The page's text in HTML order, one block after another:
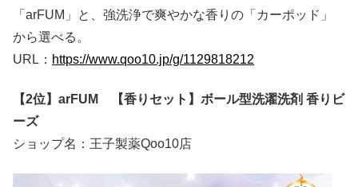
「arFUM」と、強洗浄で爽やかな香りの「カーポッド」
から選べる。
URL： https://www.qoo10.jp/g/1129818212
【2位】arFUM 【香りセット】ボール型洗濯洗剤 香りビ
ーズ
ショップ名：王子製薬Qoo10店